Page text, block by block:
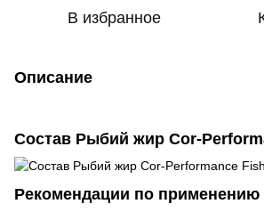
В избранное
Описание
Состав Рыбий жир Cor-
Рекомендации по применению